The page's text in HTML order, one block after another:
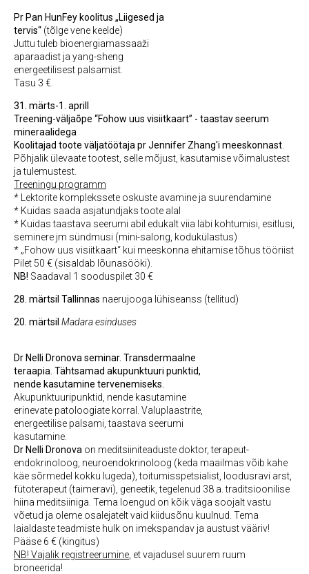
Pr Pan HunFey koolitus „Liigesed ja
tervis“ (tõlge vene keelde)
Juttu tuleb bioenergiamassaaži
aparaadist ja yang-sheng
energeetilisest palsamist.
Tasu 3 €.
31. märts-1. aprill
Treening-väljaõpe “Fohow uus visiitkaart” - taastav seerum
mineraalidega
Koolitajad toote väljatöötaja pr Jennifer Zhang'i meeskonnast
Põhjalik ülevaate tootest, selle mõjust, kasutamise võimalustest
ja tulemustest.
Treeningu programm
* Lektorite komplekssete oskuste avamine ja suurendamine
* Kuidas saada asjatundjaks toote alal
* Kuidas taastava seerumi abil edukalt viia läbi kohtumisi, esitlusi,
seminere jm sündmusi (mini-salong, kodukülastus)
* „Fohow uus visiitkaart“ kui meeskonna ehitamise tõhus tööriist
Pilet 50 € (sisaldab lõunasööki).
NB! Saadaval 1 sooduspilet 30 €
28. märtsil Tallinnas naerujooga lühiseanss (tellitud)
20. märtsil Madara esinduses
Dr Nelli Dronova seminar. Transdermaalne
teraapia. Tähtsamad akupunktuuri punktid,
nende kasutamine tervenemiseks.
Akupunktuuripunktid, nende kasutamine
erinevate patoloogiate korral. Valuplaastrite,
energeetilise palsami, taastava seerumi
kasutamine.
Dr Nelli Dronova on meditsiiniteaduste doktor, terapeut-
endokrinoloog, neuroendokrinoloog (keda maailmas võib kahe
käe sõrmedel kokku lugeda), toitumisspetsialist, loodusravi arst,
fütoterapeut (taimeravi), geneetik, tegelenud 38 a. traditsioonilise
hiina meditsiiniga. Tema loengud on kõik väga soojalt vastu
võetud ja oleme osalejatelt vaid kiidusõnu kuulnud. Tema
laialdaste teadmiste hulk on imekspandav ja austust vääriv!
Pääse 6 € (kingitus)
NB! Vajalik registreerumine , et vajadusel suurem ruum
broneerida!